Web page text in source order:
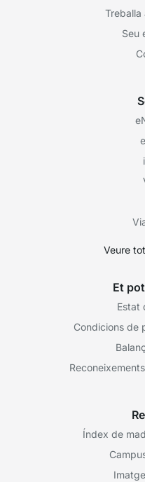
Treballa
Seu
Veure
Et
Estat
Condicions de
Índex de